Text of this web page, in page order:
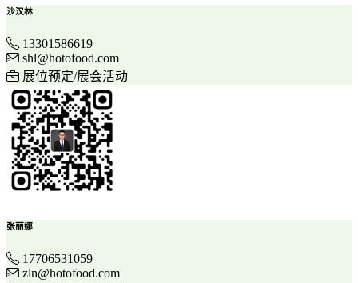
沙汉林
13301586619
shl@hotofood.com
展位预定/展会活动
张丽娜
17706531059
zln@hotofood.com